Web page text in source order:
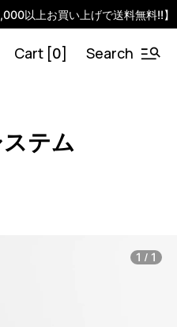
以上お買い上げで送料無料!!】
Cart [0] Search
テム
1 / 1